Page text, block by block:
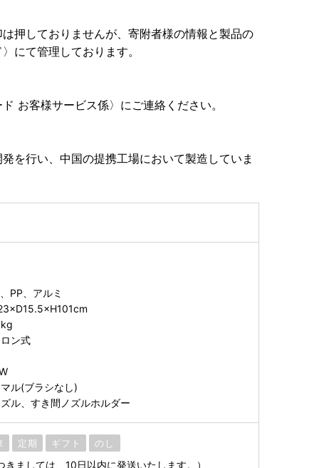
押しておりませんが、寄附者様の情報と製品の
にて管理しております。
お客様サービス係〉にご連絡ください。
を行い、中国の提携工場において製造していま
PP、アルミ
ン式
ル(ブラシなし)
ル、すき間ノズルホルダー
定期 ギフト のし
きましては、10日以内に発送いたします。）